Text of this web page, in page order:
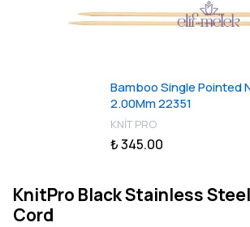
Bamboo Single Pointed
2.00Mm 22351
KNİT PRO
₺ 345.00
KnitPro Black Stainless
Cord